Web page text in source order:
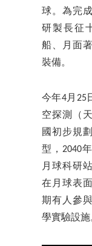
球。為完
研製長征
船、月面
裝備。
今年4月25
空探測（
國初步規
型，2040
月球科研
在月球表
期有人參
學實驗設施